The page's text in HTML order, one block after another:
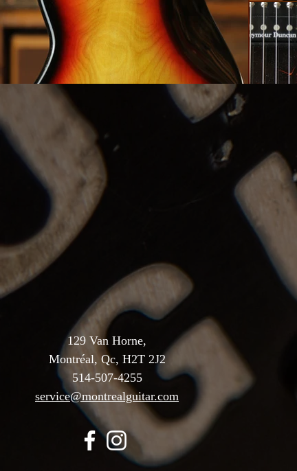
129 Van Horne,
Montréal, Qc, H2T 2J2
514-507-4255
service@montrealguitar.com